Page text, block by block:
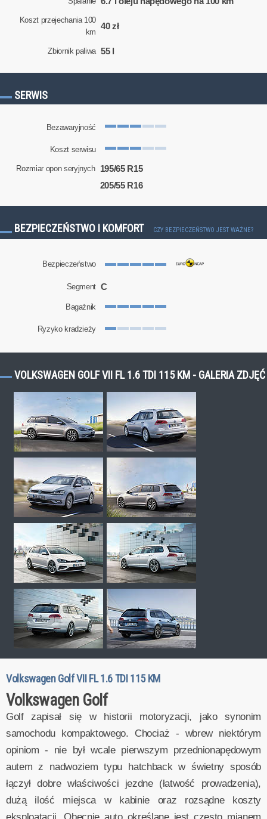
Koszt przejechania 100
km
40 zł
Zbiornik paliwa 55 l
SERWIS
Bezawaryjność
Koszt serwisu
Rozmiar opon seryjnych
195/65 R15
205/55 R16
BEZPIECZEŃSTWO I KOMFORT CZY BEZPIECZEŃSTWO JEST WAŻNE?
Bezpieczeństwo
Segment C
Bagażnik
Ryzyko kradzieży
VOLKSWAGEN GOLF VII FL 1.6 TDI 115 KM - GALERIA ZDJĘĆ
Volkswagen Golf VII FL 1.6 TDI 115 KM
Volkswagen Golf
Golf zapisał się w historii motoryzacji, jako synonim
samochodu kompaktowego. Chociaż - wbrew niektórym
opiniom - nie był wcale pierwszym przednionapędowym
autem z nadwoziem typu hatchback w świetny sposób
łączył dobre właściwości jezdne (łatwość prowadzenia),
dużą ilość miejsca w kabinie oraz rozsądne koszty
eksploatacji. Obecnie auto określane jest często mianem